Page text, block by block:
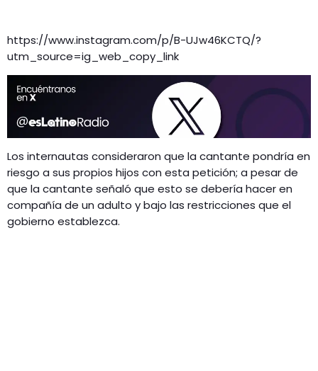
https://www.instagram.com/p/B-UJw46KCTQ/?
utm_source=ig_web_copy_link
Los internautas consideraron que la cantante pondría en
riesgo a sus propios hijos con esta petición; a pesar de
que la cantante señaló que esto se debería hacer en
compañía de un adulto y bajo las restricciones que el
gobierno establezca.